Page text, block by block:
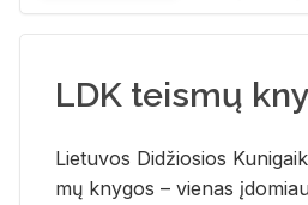
LDK teismų
Lie­tu­vos Di­džio­sios
mų kny­gos – vie­nas